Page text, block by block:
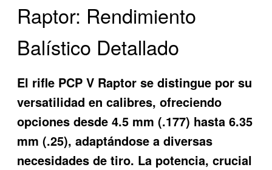
Raptor: Rendimiento
Balístico Detallado
El rifle PCP V Raptor se distingue por su
versatilidad en calibres, ofreciendo
opciones desde 4.5 mm (.177) hasta 6.35
mm (.25), adaptándose a diversas
necesidades de tiro. La potencia, crucial